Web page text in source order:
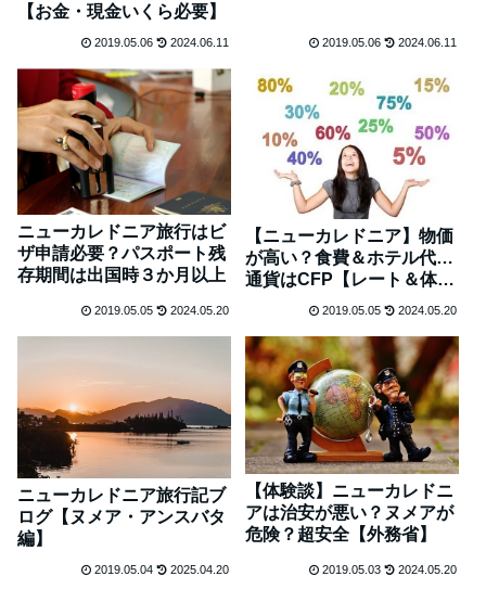
【お金・現金いくら必要】
2019.05.06 2024.06.11 2019.05.06 2024.06.11
ニューカレドニア旅行はビ
ザ申請必要？パスポート残
存期間は出国時３か月以上
2019.05.05 2024.05.20
【ニューカレドニア】物価
が高い？食費＆ホテル代…
通貨はCFP【レート＆体験
2019.05.05 2024.05.20
ニューカレドニア旅行記ブ
ログ【ヌメア・アンスバタ
編】
2019.05.04 2025.04.20
【体験談】ニューカレドニ
アは治安が悪い？ヌメアが
危険？超安全【外務省】
2019.05.03 2024.05.20